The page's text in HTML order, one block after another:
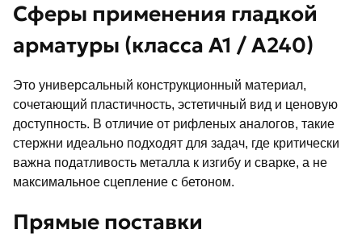
Сферы применения гладкой
арматуры (класса А1 / А240)
Это универсальный конструкционный материал,
сочетающий пластичность, эстетичный вид и ценовую
доступность. В отличие от рифленых аналогов, такие
стержни идеально подходят для задач, где критически
важна податливость металла к изгибу и сварке, а не
максимальное сцепление с бетоном.
Прямые поставки